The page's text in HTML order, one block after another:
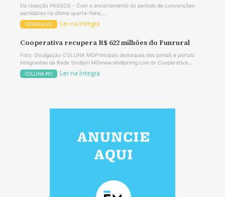
Da redação PASSOS - Com o encerramento do período de convenções
partidárias na última quarta-feira,...
DESTAQUES Ler na íntegra
Cooperativa recupera R$ 622 milhões do Funrural
Foto: Divulgação COLUNA MGPrincipais destaques dos jornais e portais
integrantes da Rede Sindijori MGwww.sindijorimg.com.br Cooperativa...
COLUNA MG Ler na íntegra